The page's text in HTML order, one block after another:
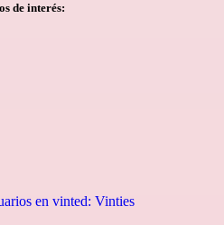
de interés:
en vinted: Vinties